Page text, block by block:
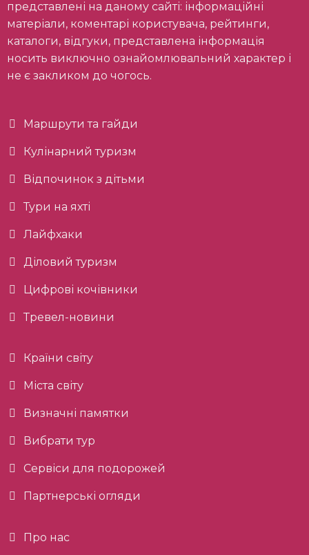
представлені на даному сайті: інформаційні
матеріали, коментарі користувача, рейтинги,
каталоги, відгуки, представлена інформація
носить виключно ознайомлювальний характер і
не є закликом до чогось.
Маршрути та гайди
Кулінарний туризм
Відпочинок з дітьми
Тури на яхті
Лайфхаки
Діловий туризм
Цифрові кочівники
Тревел-новини
Країни світу
Міста світу
Визначні памятки
Вибрати тур
Сервіси для подорожей
Партнерські огляди
Про нас